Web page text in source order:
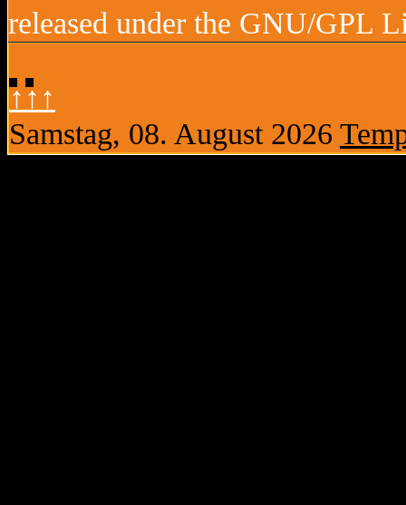
released under the GNU/GPL
↑↑↑
Samstag, 08. August 2026